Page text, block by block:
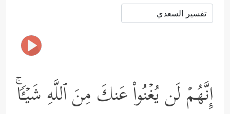
إِنَّهُمۡ لَن یُغۡنُواْ عَنكَ مِنَ ٱللَّهِ شَیۡـࣰٔاۚ